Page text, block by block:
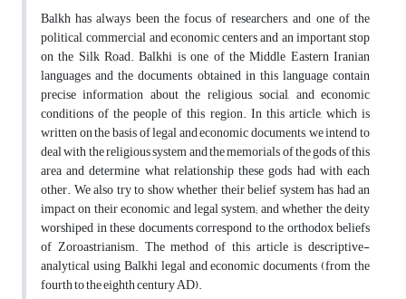
Balkh has always been the focus of researchers, and one of the
political, commercial and economic centers and an important stop
on the Silk Road. Balkhi is one of the Middle Eastern Iranian
languages ​​and the documents obtained in this language contain
precise information about the religious, social, and economic
conditions of the people of this region. In this article, which is
written on the basis of legal and economic documents, we intend to
deal with the religious system and the memorials of the gods of this
area and determine what relationship these gods had with each
other. We also try to show whether their belief system has had an
impact on their economic and legal system; and whether the deity
worshiped in these documents correspond to the orthodox beliefs
of Zoroastrianism. The method of this article is descriptive-
analytical using Balkhi legal and economic documents (from the
fourth to the eighth century AD).